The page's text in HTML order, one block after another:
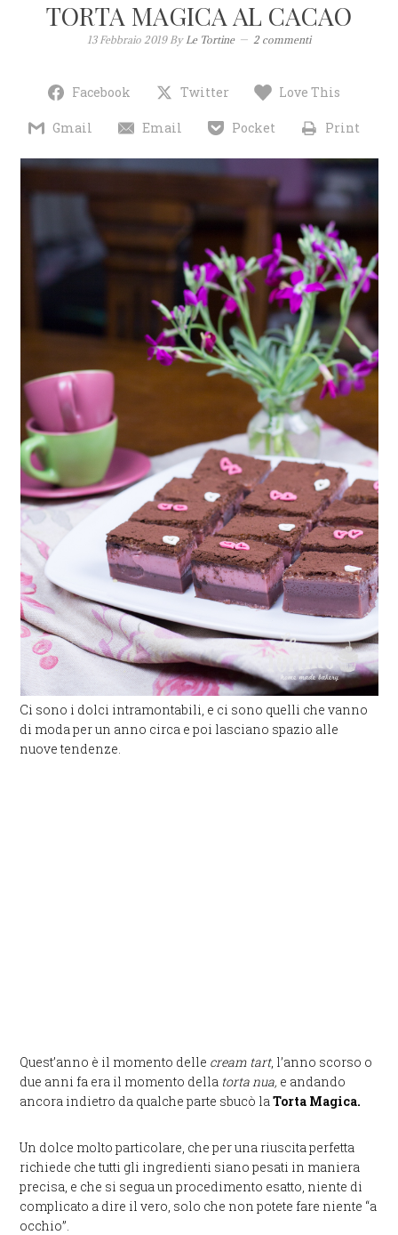
TORTA MAGICA AL CACAO
13 Febbraio 2019ByLe Tortine 2 commenti
Facebook Twitter Love This
Gmail Email Pocket Print
Ci sono i dolci intramontabili, e ci sono quelli che vanno
di moda per un anno circa e poi lasciano spazio alle
nuove tendenze.
Quest’anno è il momento delle cream tart, l’anno scorso o
due anni fa era il momento della torta nua, e andando
ancora indietro da qualche parte sbucò laTorta Magica.
Un dolce molto particolare, che per una riuscita perfetta
richiede che tutti gli ingredienti siano pesati in maniera
precisa, e che si segua un procedimento esatto, niente di
complicato a dire il vero, solo che non potete fare niente “a
occhio”.